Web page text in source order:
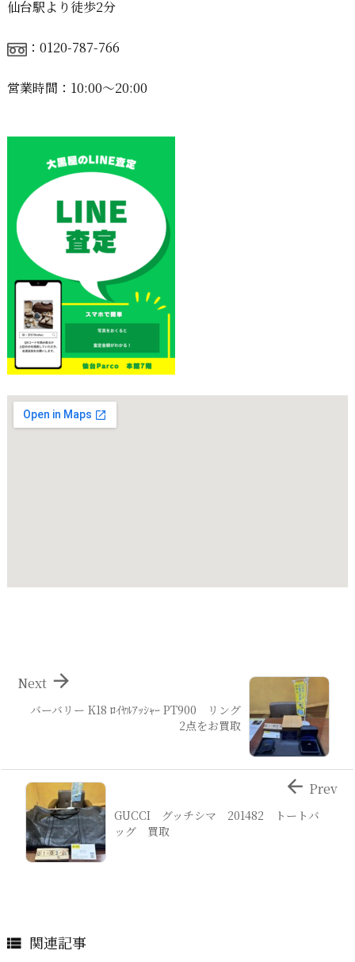
仙台駅より徒歩2分
：0120-787-766
営業時間：10:00〜20:00
バーバリー K18 ﾛｲﾔﾙｱｯｼｬｰ PT900 リング
2点をお買取

Next
GUCCI グッチシマ 201482 トートバ
ッグ 買取
 Prev
 関連記事